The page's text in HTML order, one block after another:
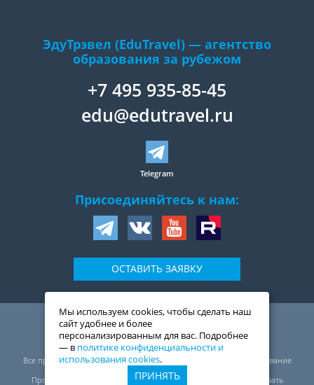
ЭдуТрэвел (EduTravel) — агентство
образования за рубежом
+7 495 935-85-45
edu@edutravel.ru
Telegram
Присоединяйтесь к нам:
ОСТАВИТЬ ЗАЯВКУ
109044,Россия,Москва,
ул. Воронцовская, д. 20,
2-й подъезд, 1-ый этаж
© ООО «Трэвелмарт сервис», 1999—2026
Все права защищены. Перепечатка, полное или частичное копирование
Проект ЭдуТрэвел (EduTravel) оставляет за собой право использовать
Мы используем cookies, чтобы сделать наш
сайт удобнее и более
персонализированным для вас. Подробнее
— в политике конфиденциальности и
использования cookies.
ПРИНЯТЬ